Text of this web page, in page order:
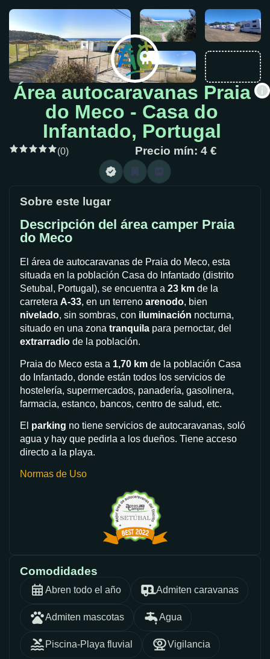
Área autocaravanas Praia
do Meco - Casa do
Infantado, Portugal
(0) Precio mín: 4 €
Sobre este lugar
Descripción del área camper Praia
do Meco
El área de autocaravanas de Praia do Meco, esta
situada en la población Casa do Infantado (distrito
Setubal, Portugal), se encuentra a 23 km de la
carretera A-33, en un terreno arenodo, bien
nivelado, sin sombras, con iluminación nocturna,
situado en una zona tranquila para pernoctar, del
extrarradio de la población.
Praia do Meco esta a 1,70 km de la población Casa
do Infantado, donde están todos los servicios de
hostelería, supermercados, panadería, gasolinera,
farmacia, estanco, bancos, centro de salud, etc.
El parking no tiene servicios de autocaravanas, soló
agua y hay que pedirla a los dueños. Tiene acceso
directo a la playa.
Normas de Uso
Comodidades
Abren todo el año Admiten caravanas
Admiten mascotas Agua
Piscina-Playa fluvial Vigilancia